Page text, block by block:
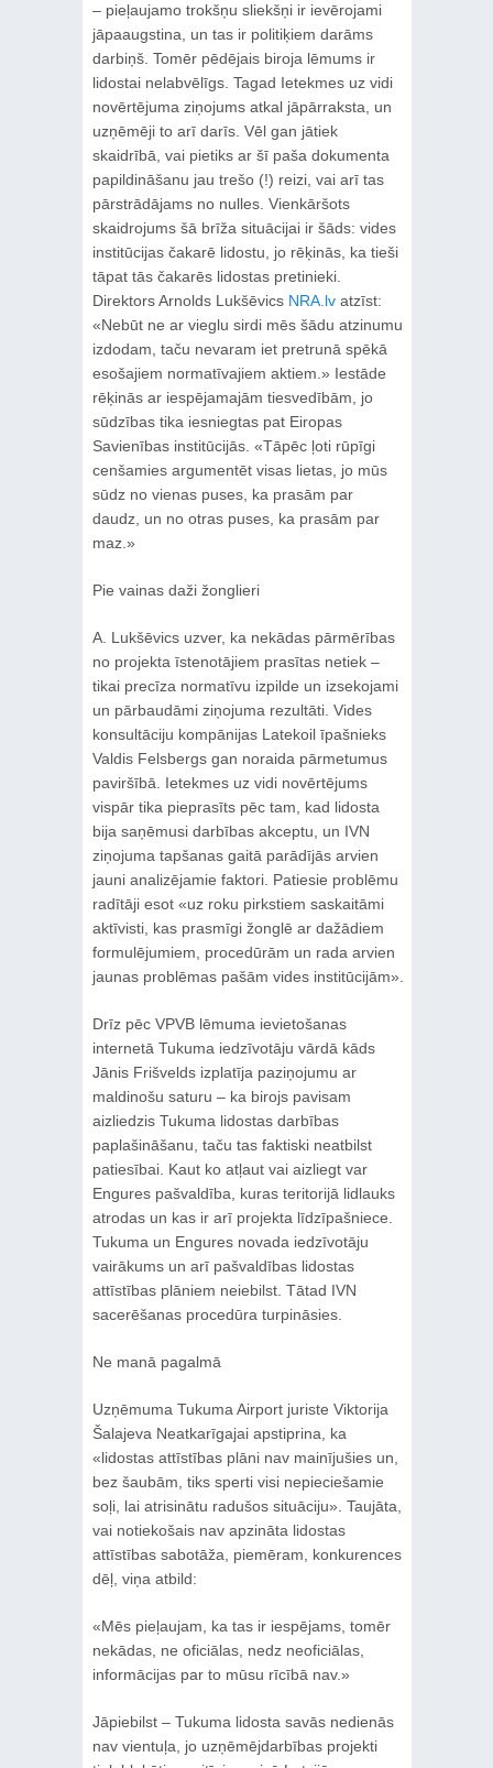
– pieļaujamo trokšņu sliekšņi ir ievērojami
jāpaaugstina, un tas ir politiķiem darāms
darbiņš. Tomēr pēdējais biroja lēmums ir
lidostai nelabvēlīgs. Tagad Ietekmes uz vidi
novērtējuma ziņojums atkal jāpārraksta, un
uzņēmēji to arī darīs. Vēl gan jātiek
skaidrībā, vai pietiks ar šī paša dokumenta
papildināšanu jau trešo (!) reizi, vai arī tas
pārstrādājams no nulles. Vienkāršots
skaidrojums šā brīža situācijai ir šāds: vides
institūcijas čakarē lidostu, jo rēķinās, ka tieši
tāpat tās čakarēs lidostas pretinieki.
Direktors Arnolds Lukšēvics NRA.lvatzīst:
«Nebūt ne ar vieglu sirdi mēs šādu atzinumu
izdodam, taču nevaram iet pretrunā spēkā
esošajiem normatīvajiem aktiem.» Iestāde
rēķinās ar iespējamajām tiesvedībām, jo
sūdzības tika iesniegtas pat Eiropas
Savienības institūcijās. «Tāpēc ļoti rūpīgi
cenšamies argumentēt visas lietas, jo mūs
sūdz no vienas puses, ka prasām par
daudz, un no otras puses, ka prasām par
maz.»
Pie vainas daži žonglieri
A. Lukšēvics uzver, ka nekādas pārmērības
no projekta īstenotājiem prasītas netiek –
tikai precīza normatīvu izpilde un izsekojami
un pārbaudāmi ziņojuma rezultāti. Vides
konsultāciju kompānijas Latekoil īpašnieks
Valdis Felsbergs gan noraida pārmetumus
paviršībā. Ietekmes uz vidi novērtējums
vispār tika pieprasīts pēc tam, kad lidosta
bija saņēmusi darbības akceptu, un IVN
ziņojuma tapšanas gaitā parādījās arvien
jauni analizējamie faktori. Patiesie problēmu
radītāji esot «uz roku pirkstiem saskaitāmi
aktīvisti, kas prasmīgi žonglē ar dažādiem
formulējumiem, procedūrām un rada arvien
jaunas problēmas pašām vides institūcijām».
Drīz pēc VPVB lēmuma ievietošanas
internetā Tukuma iedzīvotāju vārdā kāds
Jānis Frišvelds izplatīja paziņojumu ar
maldinošu saturu – ka birojs pavisam
aizliedzis Tukuma lidostas darbības
paplašināšanu, taču tas faktiski neatbilst
patiesībai. Kaut ko atļaut vai aizliegt var
Engures pašvaldība, kuras teritorijā lidlauks
atrodas un kas ir arī projekta līdzīpašniece.
Tukuma un Engures novada iedzīvotāju
vairākums un arī pašvaldības lidostas
attīstības plāniem neiebilst. Tātad IVN
sacerēšanas procedūra turpināsies.
Ne manā pagalmā
Uzņēmuma Tukuma Airport juriste Viktorija
Šalajeva Neatkarīgajai apstiprina, ka
«lidostas attīstības plāni nav mainījušies un,
bez šaubām, tiks sperti visi nepieciešamie
soļi, lai atrisinātu radušos situāciju». Taujāta,
vai notiekošais nav apzināta lidostas
attīstības sabotāža, piemēram, konkurences
dēļ, viņa atbild:
«Mēs pieļaujam, ka tas ir iespējams, tomēr
nekādas, ne oficiālas, nedz neoficiālas,
informācijas par to mūsu rīcībā nav.»
Jāpiebilst – Tukuma lidosta savās nedienās
nav vientuļa, jo uzņēmējdarbības projekti